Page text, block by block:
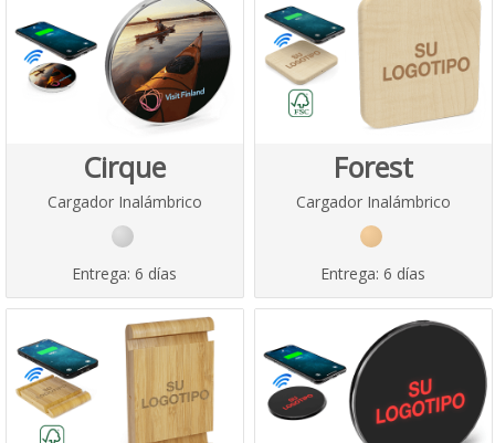
Cirque
Cargador Inalámbrico
Entrega: 6 días
Forest
Cargador Inalámbrico
Entrega: 6 días